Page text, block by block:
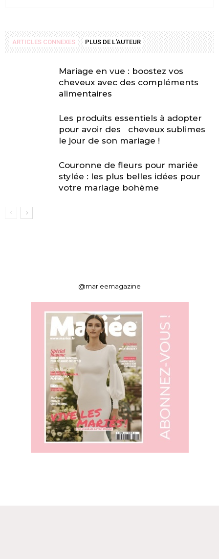
ARTICLES CONNEXES PLUS DE L'AUTEUR
Mariage en vue : boostez vos
cheveux avec des compléments
alimentaires
Les produits essentiels à adopter
pour avoir des cheveux sublimes
le jour de son mariage !
Couronne de fleurs pour mariée
stylée : les plus belles idées pour
votre mariage bohème
@marieemagazine